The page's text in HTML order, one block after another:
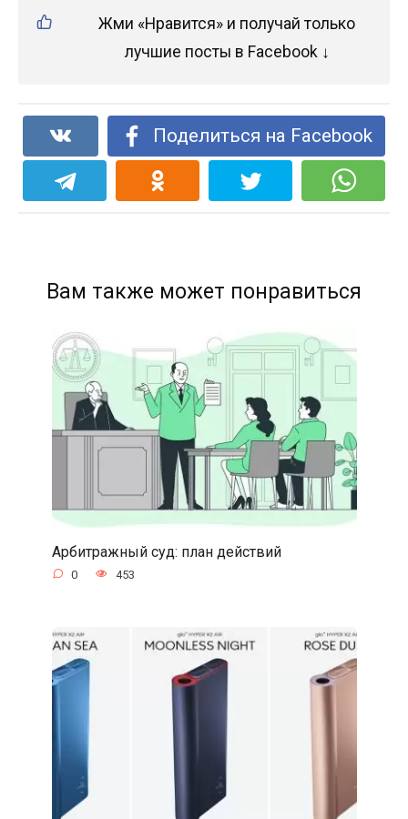
Жми «Нравится» и получай только
лучшие посты в Facebook ↓
Поделиться на Facebook
Вам также может понравиться
Арбитражный суд: план действий
0 453